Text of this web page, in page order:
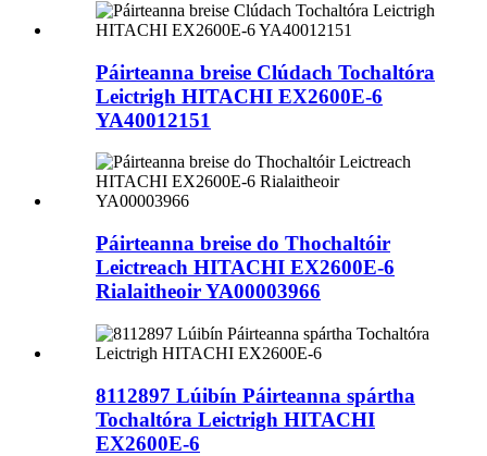
Páirteanna breise Clúdach Tochaltóra
Leictrigh HITACHI EX2600E-6
YA40012151
Páirteanna breise do Thochaltóir
Leictreach HITACHI EX2600E-6
Rialaitheoir YA00003966
8112897 Lúibín Páirteanna spártha
Tochaltóra Leictrigh HITACHI
EX2600E-6